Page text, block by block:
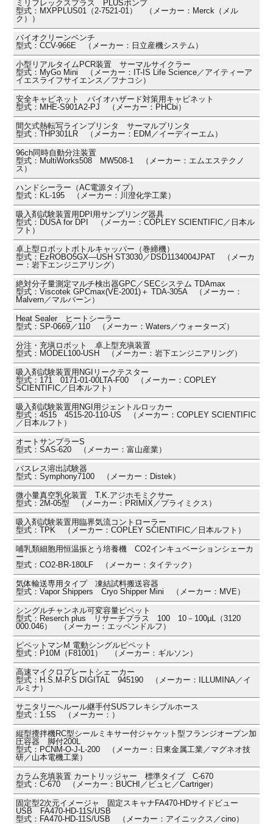
ミリフレックスプラス PLUSポンプ
型式：MXPPLUS01（2-7521-01） （メーカー：Merck（メル
ク））
バイオクリーンベンチ
型式：CCV-966E （メーカー：日立産機システム）
小型リアルタイムPCR装置 サーマルサイクラー
型式：MyGo Mini （メーカー：IT-IS Life Science／アイティーア
イエスライフサイエンス／フナコシ）
安全キャビネット バイオハザード対策用キャビネット
型式：MHE-S901A2-PJ （メーカー：PHCbi）
間欠式熱転写ラインプリンタ サーマルプリンタ
型式：THP301LR （メーカー：EDM／イーディーエム）
96ch同時自動分注装置
型式：MultiWorks508 MW508-1 （メーカー：エムエステクノ
ス）
ハンドシーラー（AC電源タイプ）
型式：KL-195 （メーカー：川澄化学工業）
吸入剤試験装置用DPI用サンプリング器具
型式：DUSA for DPI （メーカー：COPLEY SCIENTIFIC／日本ル
フト）
卓上型ロボットボトルキャッパー（巻締機）
型式：EzROBO5GX―USH ST3030／DSD1134004JPAT （メーカ
ー：岩下エンジニアリング）
絶対分子量測定マルチ検出器GPC／SECシステム TDAmax
型式：Viscotek GPCmax(VE-2001)＋ TDA-305A （メーカー：
Malvern／マルバーン）
Heat Sealer ヒートシーラー
型式：SP-0669／110 （メーカー：Waters／ウォーターズ）
分注・充塡ロボット 卓上型充塡装置
型式：MODEL100-USH （メーカー：岩下エンジニアリング）
吸入剤試験装置用NGIリークテスター
型式：171 0171-01-00LTA-F00 （メーカー：COPLEY
SCIENTIFIC／日本ルフト）
吸入剤試験装置用NGI用ジェントルロッカー
型式：4515 4515-20-110-US （メーカー：COPLEY SCIENTIFIC
／日本ルフト）
オートサンプラーS
型式：SAS-620 （メーカー：富山産業）
バスレス溶出試験器
型式：Symphony7100 （メーカー：Distek）
微小量真空乳化装置 T.K.アジホモミクサー
型式：2M-05型 （メーカー：PRIMIX／プライミクス）
吸入剤試験装置用臨界気流コントローラー
型式：TPK （メーカー：COPLEY SCIENTIFIC／日本ルフト）
哺乳類細胞用恒温振とう培養機 CO2インキュベーションシェーカ
ー
型式：CO2-BR-180LF （メーカー：タイテック）
気体輸送専用タイプ 凍結試料搬送容器
型式：Vapor Shippers Cryo Shipper Mini （メーカー：MVE）
シングルチャンネル可変容量ピペット
型式：Reserch plus リサーチプラス 100 10－100µL（3120
000.046） （メーカー：エッペンドルフ）
ピペットマンM 電動シングルピペット
型式：P10M（F81001） （メーカー：ギルソン）
高速マイクロプレートシェーカー
型式：H.S.M-P.S DIGITAL 945190 （メーカー：ILLUMINA／イ
ルミナ）
サニタリーヘルール継手付SUSフレキシブルホース
型式：1.5S （メーカー：）
縦型攪拌機RC型シールミキサー付ジャケット型フランジオープン加
圧容器 脚付200L
型式：PCNM-O-J-L-200 （メーカー：日東金属工業／マグネオ技
研／山本電機工業）
カラム充填装置 カートリッジャー 標準タイプ C-670
型式：C-670 （メーカー：BUCHI／ビュヒ／Cartriger）
固定型2次元イメージャ 固定スキャナFA470-HDサイドビュー
USB FA470-HD-11S/USB
型式：FA470-HD-11S/USB （メーカー：アイニックス／cino）